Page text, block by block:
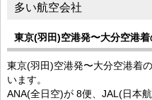
多い航空会社
東京(羽田)空港発〜大分空港
東京(羽田)空港発〜大分空港着
います。
ANA(全日空)が 8便、JAL(日本